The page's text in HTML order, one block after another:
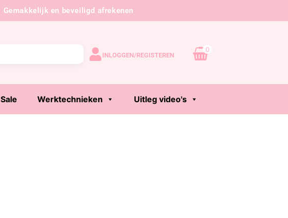
Gemakkelijk en beveiligd afrekenen
INLOGGEN/REGISTEREN
0
Sale Werktechnieken Uitleg video's